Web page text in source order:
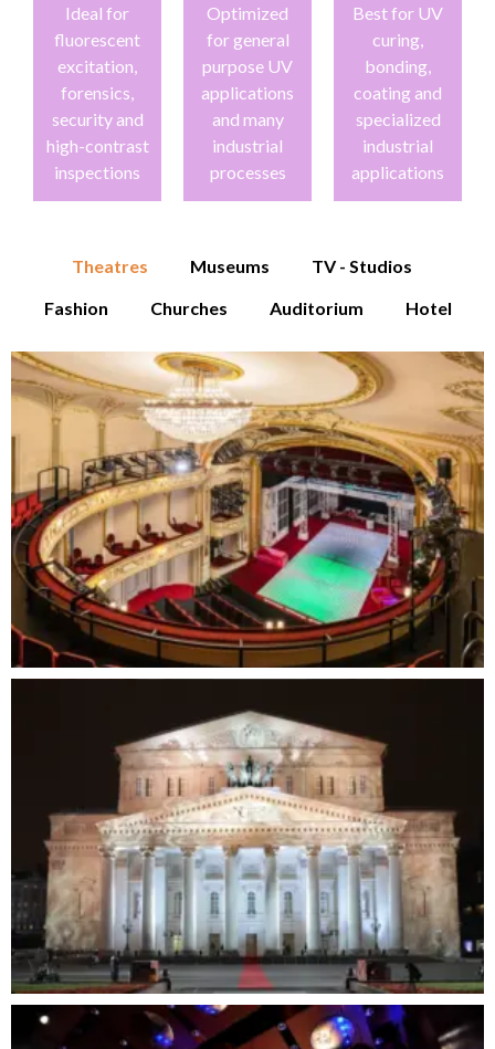
Ideal for
fluorescent
excitation,
forensics,
security and
high-contrast
inspections
Optimized
for general
purpose UV
applications
and many
industrial
processes
Best for UV
curing,
bonding,
coating and
specialized
industrial
applications
Theatres Museums
TV - Studios
Fashion
Churches Auditorium Hotel